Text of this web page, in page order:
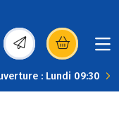
(s’ouvre dans une
: Lundi 09:30